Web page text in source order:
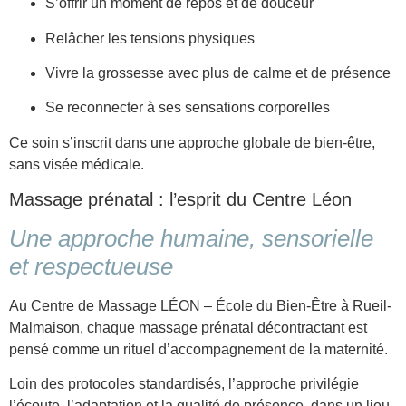
S’offrir un moment de repos et de douceur
Relâcher les tensions physiques
Vivre la grossesse avec plus de calme et de présence
Se reconnecter à ses sensations corporelles
Ce soin s’inscrit dans une approche globale de bien-être,
sans visée médicale.
Massage prénatal : l’esprit du Centre Léon
Une approche humaine, sensorielle
et respectueuse
Au Centre de Massage LÉON – École du Bien-Être à Rueil-
Malmaison, chaque massage prénatal décontractant est
pensé comme un rituel d’accompagnement de la maternité.
Loin des protocoles standardisés, l’approche privilégie